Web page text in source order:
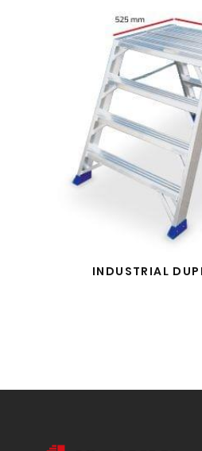
INDUSTRIAL